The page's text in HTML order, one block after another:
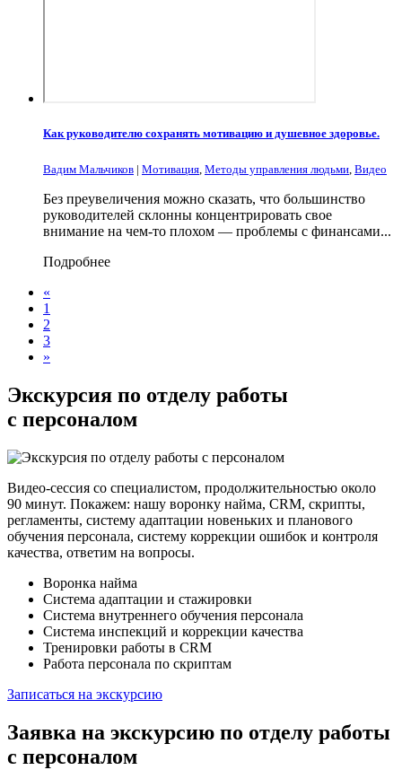
Как руководителю сохранять мотивацию и душевное здоровье.
Вадим Мальчиков | Мотивация, Методы управления людьми, Видео
Без преувеличения можно сказать, что большинство
руководителей склонны концентрировать свое
внимание на чем-то плохом — проблемы с финансами...
Подробнее
«
1
2
3
»
Экскурсия по отделу работы
с персоналом
Видео-сессия со специалистом, продолжительностью около
90 минут. Покажем: нашу воронку найма, CRM, скрипты,
регламенты, систему адаптации новеньких и планового
обучения персонала, систему коррекции ошибок и контроля
качества, ответим на вопросы.
Воронка найма
Система адаптации и стажировки
Система внутреннего обучения персонала
Система инспекций и коррекции качества
Тренировки работы в CRM
Работа персонала по скриптам
Записаться на экскурсию
Заявка на экскурсию по отделу работы
с персоналом